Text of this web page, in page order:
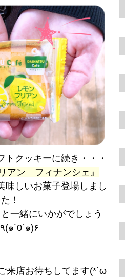
トクッキーに続き・・・
アン フィナンシェ』
味しいお菓子登場しまし
た！
一緒にいかがでしょう
か？٩(๑´0`๑)۶
来店お待ちしてます(*´ω